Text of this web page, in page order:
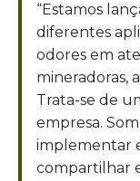
“Estamos
diferentes
odores em
mineradoras,
Trata-se de
empresa.
implementar
compartilhar